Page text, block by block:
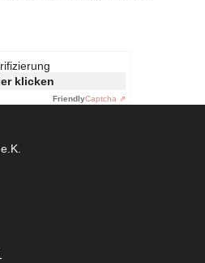
klicken
FriendlyCaptcha ⇗